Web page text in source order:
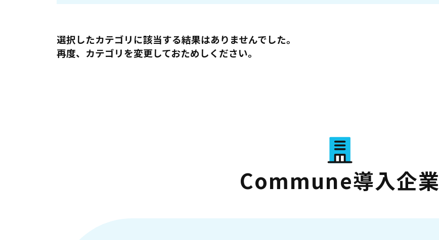
選択したカテゴリに該当する結果はありませんでした。
再度、カテゴリを変更しておためしください。
Commune導入企業